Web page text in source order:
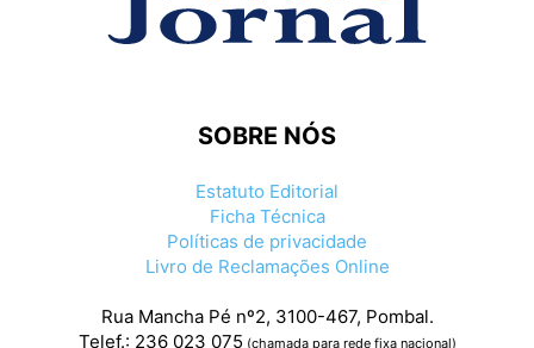
SOBRE NÓS
Estatuto Editorial
Ficha Técnica
Políticas de privacidade
Livro de Reclamações Online
Rua Mancha Pé nº2, 3100-467, Pombal.
Telef.: 236 023 075 (chamada para rede fixa nacional)